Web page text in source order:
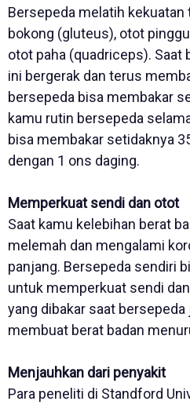
Bersepeda melatih
bokong (gluteus), otot
otot paha (quadriceps). Saat
ini bergerak dan terus
bersepeda bisa membakar
kamu rutin bersepeda
bisa membakar setidaknya
dengan 1 ons daging.
Memperkuat sendi dan otot
Saat kamu kelebihan berat
melemah dan mengalami
panjang. Bersepeda sendiri
untuk memperkuat sendi
yang dibakar saat bersepeda
membuat berat badan
Menjauhkan dari penyakit
Para peneliti di Standford